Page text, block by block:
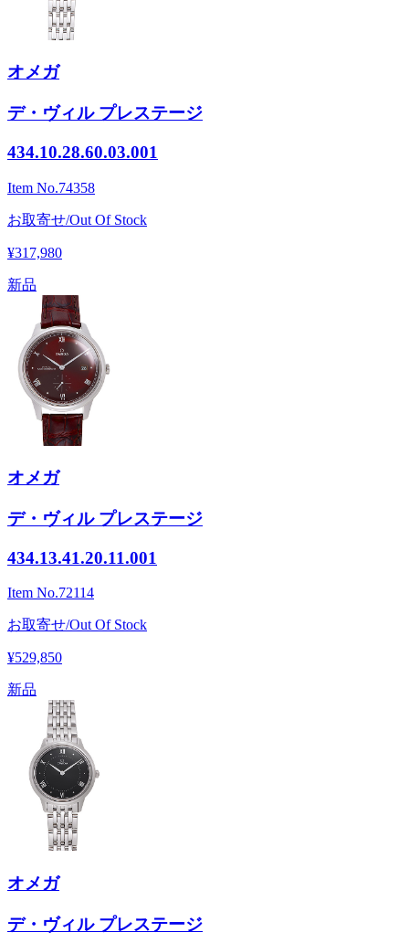
オメガ
デ・ヴィル プレステージ
434.10.28.60.03.001
Item No.74358
お取寄せ/Out Of Stock
¥317,980
新品
オメガ
デ・ヴィル プレステージ
434.13.41.20.11.001
Item No.72114
お取寄せ/Out Of Stock
¥529,850
新品
オメガ
デ・ヴィル プレステージ